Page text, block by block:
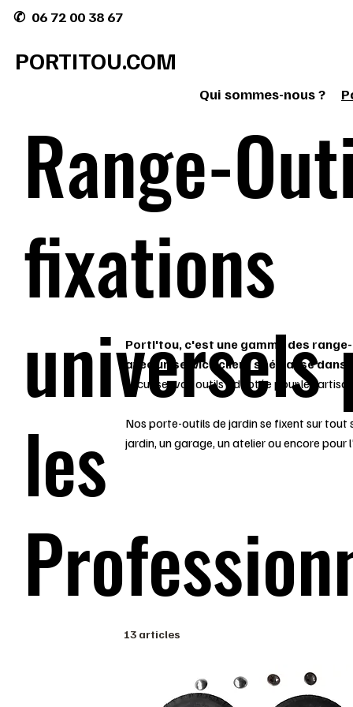
PORTITOU.COM
Qui sommes-nous ?
✆ 06 72 00 38 67
Range-
fixations
universels
les
Porti'tou, c'est une gamme des
avec un service client spécialisé
sécuriser vos outils adaptée pour les
Nos porte-outils de jardin se fixent sur
jardin, un garage, un atelier ou encore
13 articles